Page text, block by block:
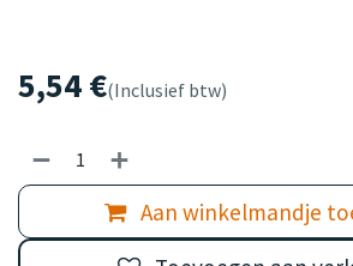
5,54€(Inclusief btw)
Aan winkelmandje